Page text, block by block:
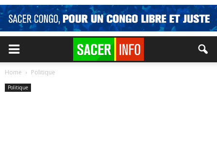
Home Politique
Politique